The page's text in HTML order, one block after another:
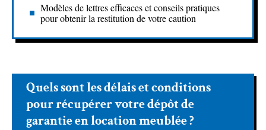
Modèles de lettres efficaces et conseils pratiques
pour obtenir la restitution de votre caution
Quels sont les délais et conditions
pour récupérer votre dépôt de
garantie en location meublée ?